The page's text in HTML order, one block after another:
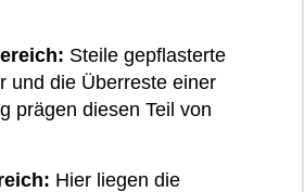
Steile gepflasterte
und die Überreste einer
prägen diesen Teil von
Hier liegen die